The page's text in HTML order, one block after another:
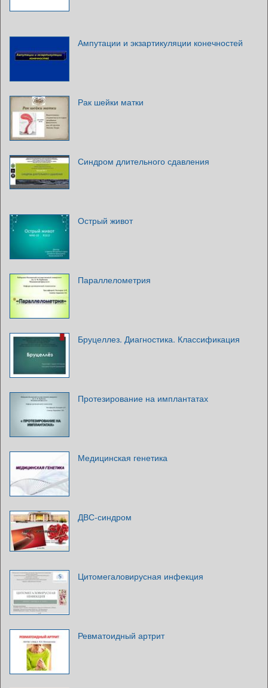
Ампутации и экзартикуляции конечностей
Рак шейки матки
Синдром длительного сдавления
Острый живот
Параллелометрия
Бруцеллез. Диагностика. Классификация
Протезирование на имплантатах
Медицинская генетика
ДВС-синдром
Цитомегаловирусная инфекция
Ревматоидный артрит